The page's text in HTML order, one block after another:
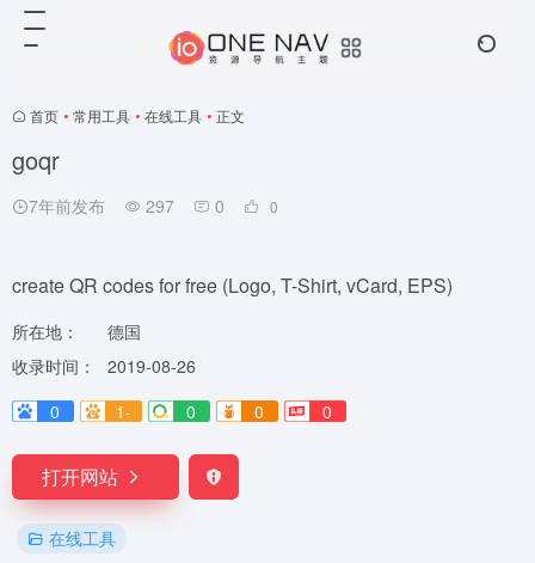
首页 • 常用工具 • 在线工具 • 正文
goqr
7年前发布 297 0 0
create QR codes for free (Logo, T-Shirt, vCard, EPS)
所在地：
德国
收录时间：
2019-08-26
0
1- 0 0 0
打开网站
在线工具